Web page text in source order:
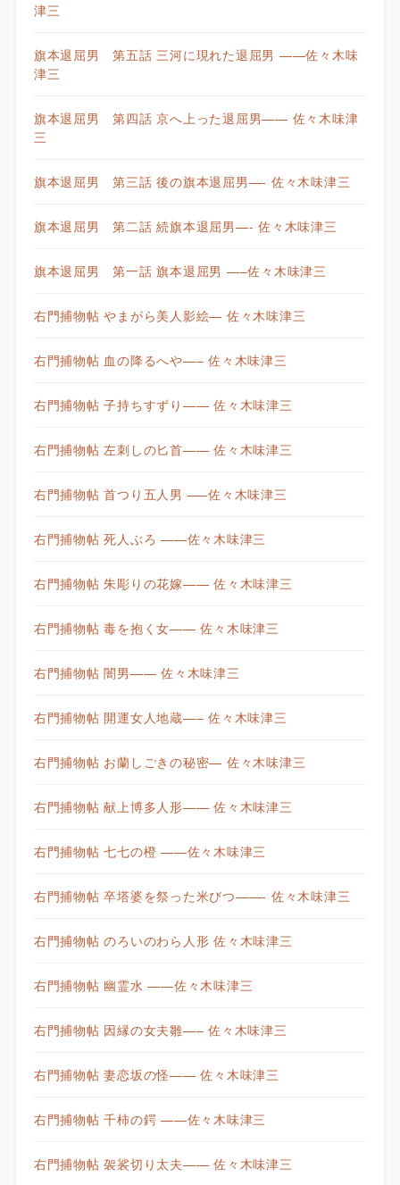
津三
旗本退屈男 第五話 三河に現れた退屈男 ——佐々木味
津三
旗本退屈男 第四話 京へ上った退屈男—— 佐々木味津
三
旗本退屈男 第三話 後の旗本退屈男—- 佐々木味津三
旗本退屈男 第二話 続旗本退屈男—- 佐々木味津三
旗本退屈男 第一話 旗本退屈男 —–佐々木味津三
右門捕物帖 やまがら美人影絵— 佐々木味津三
右門捕物帖 血の降るへや—– 佐々木味津三
右門捕物帖 子持ちすずり—— 佐々木味津三
右門捕物帖 左刺しの匕首—— 佐々木味津三
右門捕物帖 首つり五人男 —–佐々木味津三
右門捕物帖 死人ぶろ ——佐々木味津三
右門捕物帖 朱彫りの花嫁—— 佐々木味津三
右門捕物帖 毒を抱く女—— 佐々木味津三
右門捕物帖 闇男—— 佐々木味津三
右門捕物帖 開運女人地蔵—– 佐々木味津三
右門捕物帖 お蘭しごきの秘密— 佐々木味津三
右門捕物帖 献上博多人形—— 佐々木味津三
右門捕物帖 七七の橙 ——佐々木味津三
右門捕物帖 卒塔婆を祭った米びつ——- 佐々木味津三
右門捕物帖 のろいのわら人形 佐々木味津三
右門捕物帖 幽霊水 ——佐々木味津三
右門捕物帖 因縁の女夫雛—– 佐々木味津三
右門捕物帖 妻恋坂の怪—— 佐々木味津三
右門捕物帖 千柿の鍔 ——佐々木味津三
右門捕物帖 袈裟切り太夫—— 佐々木味津三